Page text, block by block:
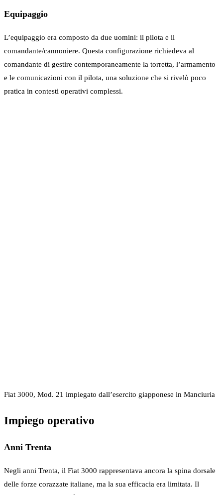
Equipaggio
L’equipaggio era composto da due uomini: il pilota e il
comandante/cannoniere. Questa configurazione richiedeva al
comandante di gestire contemporaneamente la torretta, l’armamento
e le comunicazioni con il pilota, una soluzione che si rivelò poco
pratica in contesti operativi complessi.
Fiat 3000, Mod. 21 impiegato dall’esercito giapponese in Manciuria
Impiego operativo
Anni Trenta
Negli anni Trenta, il Fiat 3000 rappresentava ancora la spina dorsale
delle forze corazzate italiane, ma la sua efficacia era limitata. Il